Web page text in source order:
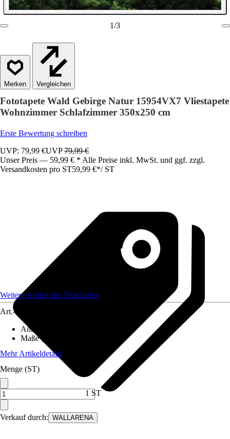
1/3
Vergleichen
Fototapete Wald Gebirge Natur 15954VX7 Vliestapete
Wohnzimmer Schlafzimmer 350x250 cm
Erste Bewertung schreiben
UVP: 79,99 €UVP79,99 €
Unser Preis — 59,99 € * Alle Preise inkl. MwSt. und ggf. zzgl.
Versandkosten pro ST59,99 €*/ ST
Verkauf durch: WALLARENA
Weitere Artikel des Verkäufers
Art.-Nr.
Anzahl der Teile
Maße (BxH)
Mehr Artikeldetails
Menge (ST)
1 ST